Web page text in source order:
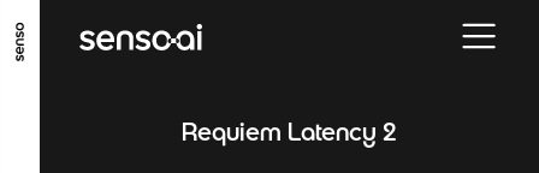
ALLER AU CONTENU PRINCIPAL
ALLER EN BAS DE PAGERequiem Latency 2